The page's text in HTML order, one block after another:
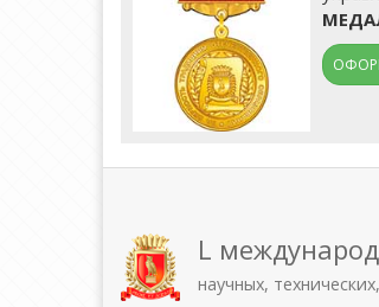
L
научных,